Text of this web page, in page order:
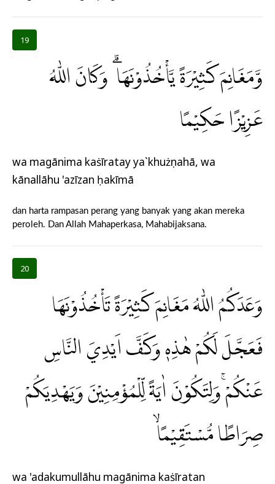
19
وَّمَغَانِمَ كَثِيْرَةً يَّأْخُذُوْنَهَا ۗ وَكَانَ اللّٰهُ
عَزِيْزًا حَكِيْمًا
wa magānima kaṡīratay ya`khużụnahā, wa
kānallāhu 'azīzan ḥakīmā
dan harta rampasan perang yang banyak yang akan mereka
peroleh. Dan Allah Mahaperkasa, Mahabijaksana.
20
وَعَدَكُمُ اللّٰهُ مَغَانِمَ كَثِيْرَةً تَأْخُذُوْنَهَا
فَعَجَّلَ لَكُمْ هٰذِهٖ وَكَفَّ اَيْدِيَ النَّاسِ
عَنْكُمْۚ وَلِتَكُوْنَ اٰيَةً لِّلْمُؤْمِنِيْنَ وَيَهْدِيَكُمْ
صِرَاطًا مُّسْتَقِيْمًاۙ
wa 'adakumullāhu magānima kaṡīratan